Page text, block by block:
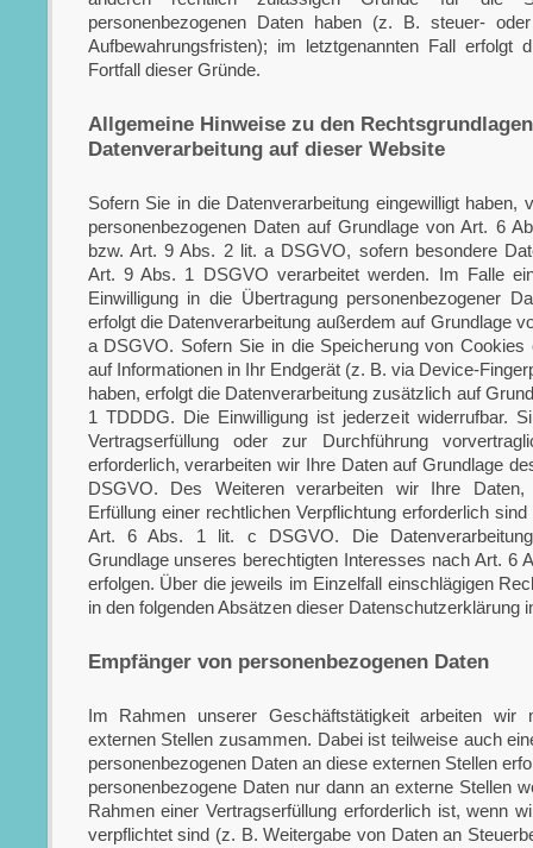
personenbezogenen Daten haben (z. B. steuer-
Aufbewahrungsfristen); im letztgenannten Fall erfolgt
Fortfall dieser Gründe.
Allgemeine Hinweise zu den
Datenverarbeitung auf dieser Website
Sofern Sie in die Datenverarbeitung eingewilligt haben,
personenbezogenen Daten auf Grundlage von Art. 6
bzw. Art. 9 Abs. 2 lit. a DSGVO, sofern besondere
Art. 9 Abs. 1 DSGVO verarbeitet werden. Im Falle
Einwilligung in die Übertragung personenbezogener
erfolgt die Datenverarbeitung außerdem auf Grundlage
a DSGVO. Sofern Sie in die Speicherung von Cookies
auf Informationen in Ihr Endgerät (z. B. via Device-
haben, erfolgt die Datenverarbeitung zusätzlich auf
1 TDDDG. Die Einwilligung ist jederzeit widerrufbar.
Vertragserfüllung oder zur Durchführung
erforderlich, verarbeiten wir Ihre Daten auf Grundlage
DSGVO. Des Weiteren verarbeiten wir Ihre
Erfüllung einer rechtlichen Verpflichtung erforderlich
Art. 6 Abs. 1 lit. c DSGVO. Die
Grundlage unseres berechtigten Interesses nach Art. 6
erfolgen. Über die jeweils im Einzelfall einschlägigen
in den folgenden Absätzen dieser Datenschutzerklärung
Empfänger von personenbezogenen Daten
Im Rahmen unserer Geschäftstätigkeit arbeiten wir
externen Stellen zusammen. Dabei ist teilweise auch
personenbezogenen Daten an diese externen Stellen
personenbezogene Daten nur dann an externe Stellen
Rahmen einer Vertragserfüllung erforderlich ist, wenn
verpflichtet sind (z. B. Weitergabe von Daten an